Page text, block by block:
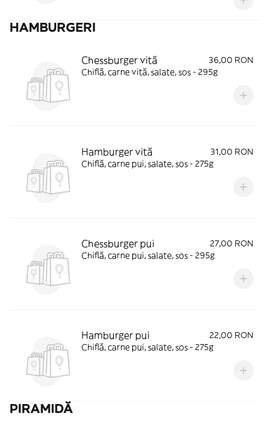
HAMBURGERI
Chessburger vită
36,00 RON
Chiflă, carne vită, salate, sos - 295g
Hamburger vită
31,00 RON
Chiflă, carne pui, salate, sos - 275g
Chessburger pui
27,00 RON
Chiflă, carne pui, salate, sos - 295g
Hamburger pui
22,00 RON
Chiflă, carne pui, salate, sos - 275g
PIRAMIDĂ